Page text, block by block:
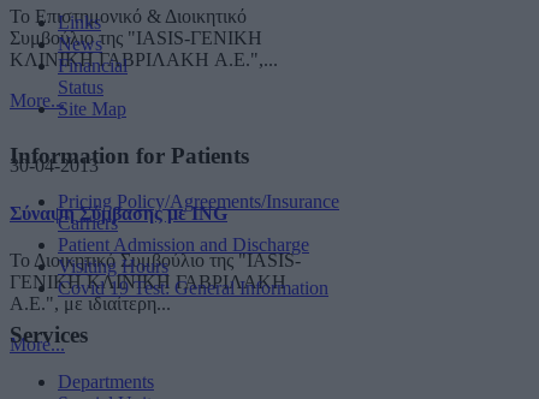
Το Επιστημονικό & Διοικητικό
Συμβούλιο της "IASIS-ΓΕΝΙΚΗ
ΚΛΙΝΙΚΗ ΓΑΒΡΙΛΑΚΗ A.E.",...
More...
30-04-2013
Σύναψη Σύμβασης με ING
Το Διοικητικό Συμβούλιο της "IASIS-
ΓΕΝΙΚΗ ΚΛΙΝΙΚΗ ΓΑΒΡΙΛΑΚΗ
A.E.", με ιδιαίτερη...
More...
Links
News
Financial
Status
Site Map
Information for Patients
Pricing Policy/Agreements/Insurance
Carriers
Patient Admission and Discharge
Visiting Hours
Covid 19 Test: General Information
Services
Departments